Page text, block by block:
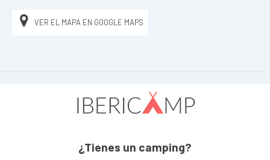
VER EL MAPA EN GOOGLE MAPS
¿Tienes un camping?